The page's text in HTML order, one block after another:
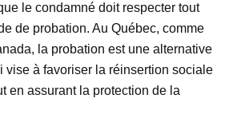
le condamné doit respecter tout
de probation. Au Québec, comme
la probation est une alternative
vise à favoriser la réinsertion sociale
en assurant la protection de la